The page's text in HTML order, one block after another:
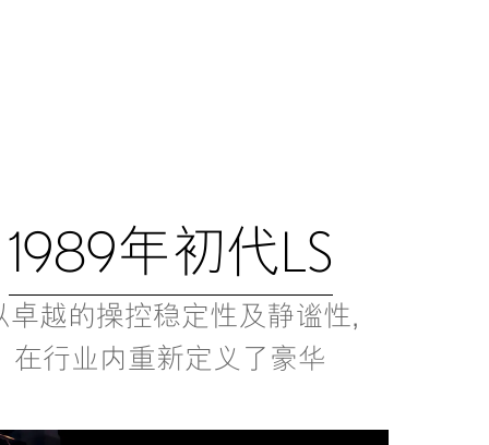
1989年初代LS
卓越的操控稳定性及静谧性,
在行业内重新定义了豪华